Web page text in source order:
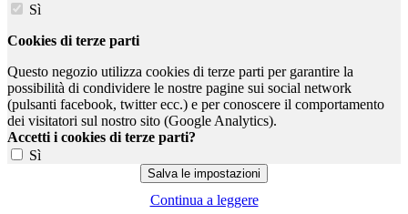
Sì
Cookies di terze parti
Questo negozio utilizza cookies di terze parti per garantire la
possibilità di condividere le nostre pagine sui social network
(pulsanti facebook, twitter ecc.) e per conoscere il comportamento
dei visitatori sul nostro sito (Google Analytics).
Accetti i cookies di terze parti?
Sì
Continua a leggere